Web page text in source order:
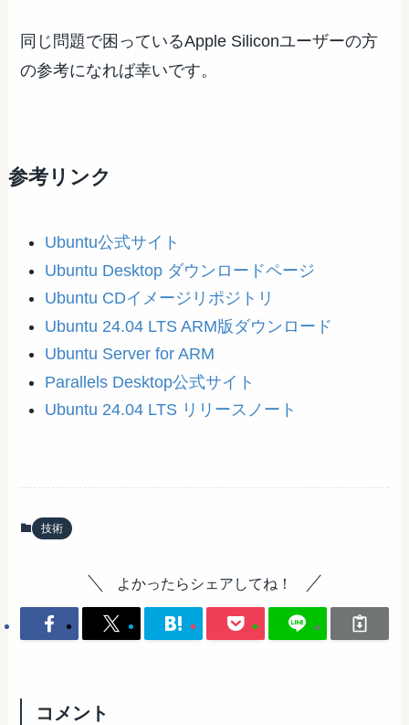
同じ問題で困っているApple Siliconユーザーの方
の参考になれば幸いです。
参考リンク
Ubuntu公式サイト
Ubuntu Desktop ダウンロードページ
Ubuntu CDイメージリポジトリ
Ubuntu 24.04 LTS ARM版ダウンロード
Ubuntu Server for ARM
Parallels Desktop公式サイト
Ubuntu 24.04 LTS リリースノート
技術
よかったらシェアしてね！
コメント